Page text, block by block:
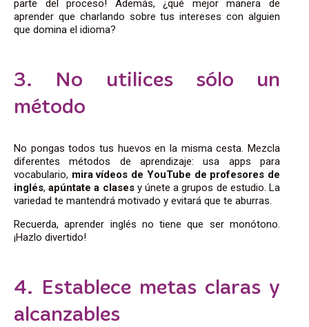
parte del proceso! Además, ¿qué mejor manera de
aprender que charlando sobre tus intereses con alguien
que domina el idioma?
3. No utilices sólo un
método
No pongas todos tus huevos en la misma cesta. Mezcla
diferentes métodos de aprendizaje: usa apps para
vocabulario, mira vídeos de YouTube de profesores de
inglés,apúntate a clases y únete a grupos de estudio. La
variedad te mantendrá motivado y evitará que te aburras.
Recuerda, aprender inglés no tiene que ser monótono.
¡Hazlo divertido!
4. Establece metas claras y
alcanzables